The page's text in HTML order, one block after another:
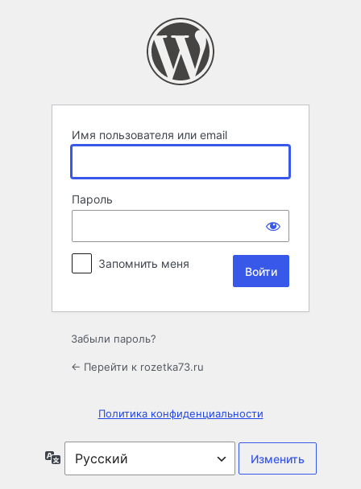
Имя пользователя или email
Пароль
Запомнить меня
Забыли пароль?
← Перейти к rozetka73.ru
Политика конфиденциальности
Язык